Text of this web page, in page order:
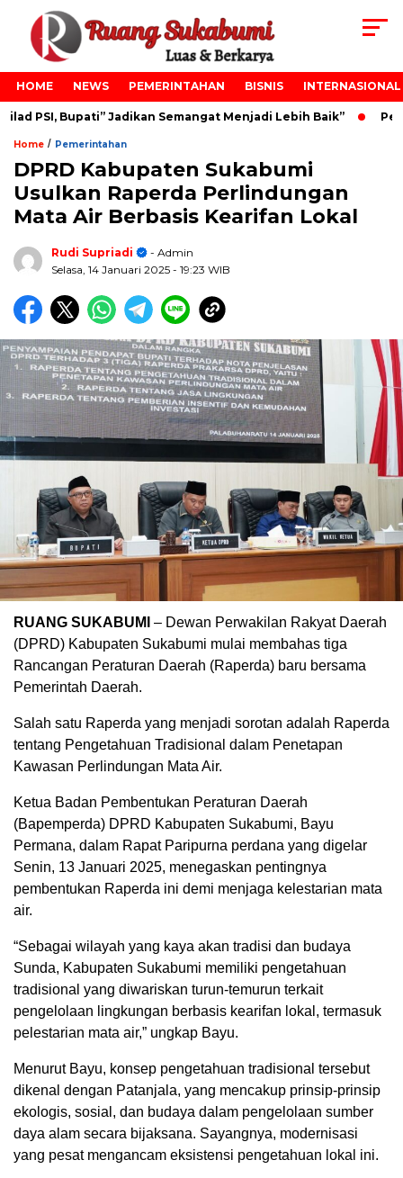
HOME NEWS PEMERINTAHAN BISNIS INTERNASIONAL
PSI, Bupati” Jadikan Semangat Menjadi Lebih Baik”
Home / Pemerintahan
DPRD Kabupaten Sukabumi
Usulkan Raperda Perlindungan
Mata Air Berbasis Kearifan Lokal
Rudi Supriadi
- Admin
Selasa, 14 Januari 2025 - 19:23 WIB
RUANG SUKABUMI – Dewan Perwakilan Rakyat Daerah
(DPRD) Kabupaten Sukabumi mulai membahas tiga
Rancangan Peraturan Daerah (Raperda) baru bersama
Pemerintah Daerah.
Salah satu Raperda yang menjadi sorotan adalah Raperda
tentang Pengetahuan Tradisional dalam Penetapan
Kawasan Perlindungan Mata Air.
Ketua Badan Pembentukan Peraturan Daerah
(Bapemperda) DPRD Kabupaten Sukabumi, Bayu
Permana, dalam Rapat Paripurna perdana yang digelar
Senin, 13 Januari 2025, menegaskan pentingnya
pembentukan Raperda ini demi menjaga kelestarian mata
air.
“Sebagai wilayah yang kaya akan tradisi dan budaya
Sunda, Kabupaten Sukabumi memiliki pengetahuan
tradisional yang diwariskan turun-temurun terkait
pengelolaan lingkungan berbasis kearifan lokal, termasuk
pelestarian mata air,” ungkap Bayu.
Menurut Bayu, konsep pengetahuan tradisional tersebut
dikenal dengan Patanjala, yang mencakup prinsip-prinsip
ekologis, sosial, dan budaya dalam pengelolaan sumber
daya alam secara bijaksana. Sayangnya, modernisasi
yang pesat mengancam eksistensi pengetahuan lokal ini.